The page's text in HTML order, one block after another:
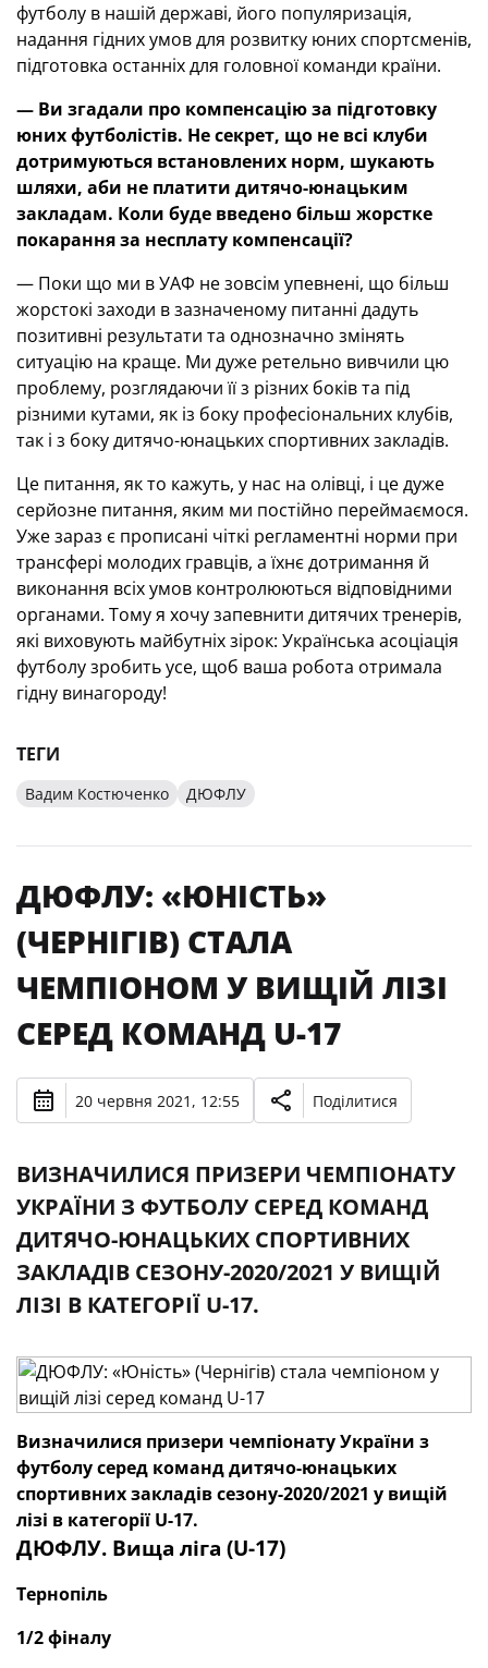
футболу в нашій державі, його популяризація,
надання гідних умов для розвитку юних спортсменів,
підготовка останніх для головної команди країни.
— Ви згадали про компенсацію за підготовку
юних футболістів. Не секрет, що не всі клуби
дотримуються встановлених норм, шукають
шляхи, аби не платити дитячо-юнацьким
закладам. Коли буде введено більш жорстке
покарання за несплату компенсації?
— Поки що ми в УАФ не зовсім упевнені, що більш
жорстокі заходи в зазначеному питанні дадуть
позитивні результати та однозначно змінять
ситуацію на краще. Ми дуже ретельно вивчили цю
проблему, розглядаючи її з різних боків та під
різними кутами, як із боку професіональних клубів,
так і з боку дитячо-юнацьких спортивних закладів.
Це питання, як то кажуть, у нас на олівці, і це дуже
серйозне питання, яким ми постійно переймаємося.
Уже зараз є прописані чіткі регламентні норми при
трансфері молодих гравців, а їхнє дотримання й
виконання всіх умов контролюються відповідними
органами. Тому я хочу запевнити дитячих тренерів,
які виховують майбутніх зірок: Українська асоціація
футболу зробить усе, щоб ваша робота отримала
гідну винагороду!
ТЕГИ
Вадим Костюченко ДЮФЛУ
ДЮФЛУ: «ЮНІСТЬ»
(ЧЕРНІГІВ) СТАЛА
ЧЕМПІОНОМ У ВИЩІЙ ЛІЗІ
СЕРЕД КОМАНД U-17
20 червня 2021, 12:55 Поділитися
ВИЗНАЧИЛИСЯ ПРИЗЕРИ ЧЕМПІОНАТУ
УКРАЇНИ З ФУТБОЛУ СЕРЕД КОМАНД
ДИТЯЧО-ЮНАЦЬКИХ СПОРТИВНИХ
ЗАКЛАДІВ СЕЗОНУ-2020/2021 У ВИЩІЙ
ЛІЗІ В КАТЕГОРІЇ U-17.
Визначилися призери чемпіонату України з
футболу серед команд дитячо-юнацьких
спортивних закладів сезону-2020/2021 у вищій
лізі в категорії U-17.
ДЮФЛУ. Вища ліга (U-17)
Тернопіль
1/2 фіналу